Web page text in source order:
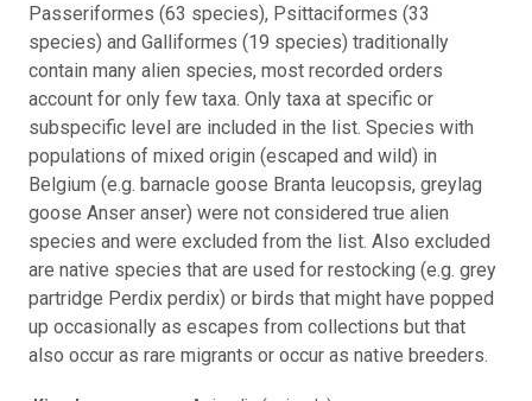
Passeriformes (63 species), Psittaciformes (33
species) and Galliformes (19 species) traditionally
contain many alien species, most recorded orders
account for only few taxa. Only taxa at specific or
subspecific level are included in the list. Species with
populations of mixed origin (escaped and wild) in
Belgium (e.g. barnacle goose Branta leucopsis, greylag
goose Anser anser) were not considered true alien
species and were excluded from the list. Also excluded
are native species that are used for restocking (e.g. grey
partridge Perdix perdix) or birds that might have popped
up occasionally as escapes from collections but that
also occur as rare migrants or occur as native breeders.